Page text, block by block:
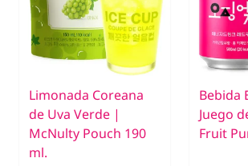
Limonada Coreana
de Uva Verde |
McNulty Pouch 190
ml.
Bebida
Juego
Fruit